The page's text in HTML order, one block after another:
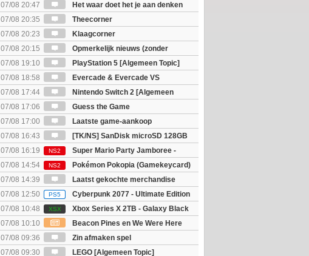
07/08 20:47
Het waar doet het je aan denken
spel! (3 posts wachten!)
07/08 20:35
Theecorner
07/08 20:23
Klaagcorner
07/08 20:15
Opmerkelijk nieuws (zonder
politiek/religie)
07/08 19:10
PlayStation 5 [Algemeen Topic]
07/08 18:58
Evercade & Evercade VS
[Algemeen Topic]
07/08 17:44
Nintendo Switch 2 [Algemeen
Topic]
07/08 17:06
Guess the Game
07/08 17:00
Laatste game-aankoop
07/08 16:43
[TK/NS] SanDisk microSD 128GB
07/08 16:19
NS2
Super Mario Party Jamboree -
Nintendo Switch 2 Edition
07/08 14:54 NS2
Pokémon Pokopia (Gamekeycard)
07/08 14:39
Laatst gekochte merchandise
07/08 12:50
PS5
Cyberpunk 2077 - Ultimate Edition
07/08 10:48
XSX
Xbox Series X 2TB - Galaxy Black
Special Edition
07/08 10:10
Beacon Pines en We Were Here
Together (PC) Gratis
07/08 09:36
Zin afmaken spel
07/08 09:30
LEGO [Algemeen Topic]